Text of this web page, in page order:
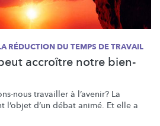
RÉDUCTION DU TEMPS DE TRAVAIL
accroître notre bien-
nous travailler à l’avenir? La
d’un débat animé. Et elle a